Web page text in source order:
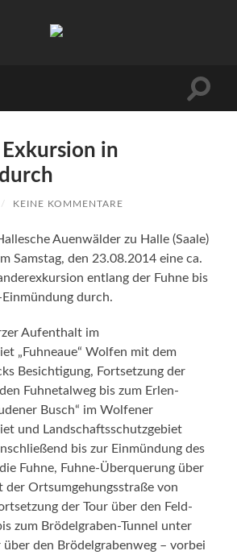
Saale
(AHA)
in
/ KEINE KOMMENTARE
Auenwälder zu Halle (Saale)
Samstag, den 23.08.2014 eine ca.
entlang der Fuhne bis
durch.
Aufenthalt im
„Fuhneaue“ Wolfen mit dem
Besichtigung, Fortsetzung der
Fuhnetalweg bis zum Erlen-
Busch“ im Wolfener
und Landschaftsschutzgebiet
bis zur Einmündung des
Fuhne, Fuhne-Überquerung über
der Ortsumgehungsstraße von
der Tour über den Feld-
zum Brödelgraben-Tunnel unter
den Brödelgrabenweg – vorbei